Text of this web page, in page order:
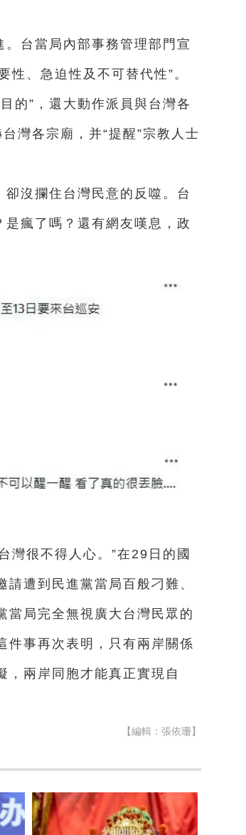
台當局內部事務管理部門宣
性、急迫性及不可替代性”。
的”，還大動作派員與台灣各
灣各宗廟，并“提醒”宗教人士
沒攔住台灣民意的反噬。台
瘋了嗎？還有網友嘆息，政
灣很不得人心。”在29日的國
遭到民進黨當局百般刁難、
當局完全無視廣大台灣民眾的
件事再次表明，只有兩岸關係
，兩岸同胞才能真正實現自
【編輯：張依珊】